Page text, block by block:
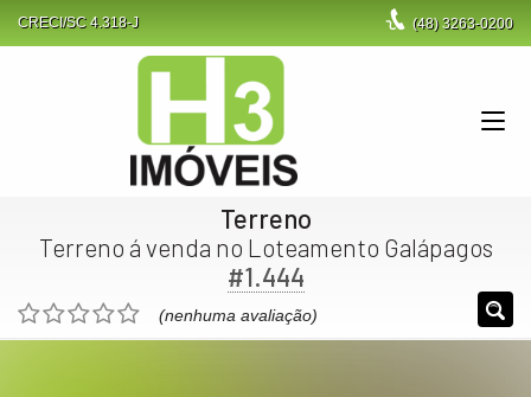
CRECI/SC 4.318-J (48)3263-0200
Terreno
Terreno á venda no Loteamento Galápagos
#1.444
(nenhuma avaliação)